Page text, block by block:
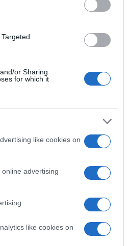
or Sharing
for which it
like cookies on
advertising
like cookies on
essere
accusate
di
gli
poi
altre
che